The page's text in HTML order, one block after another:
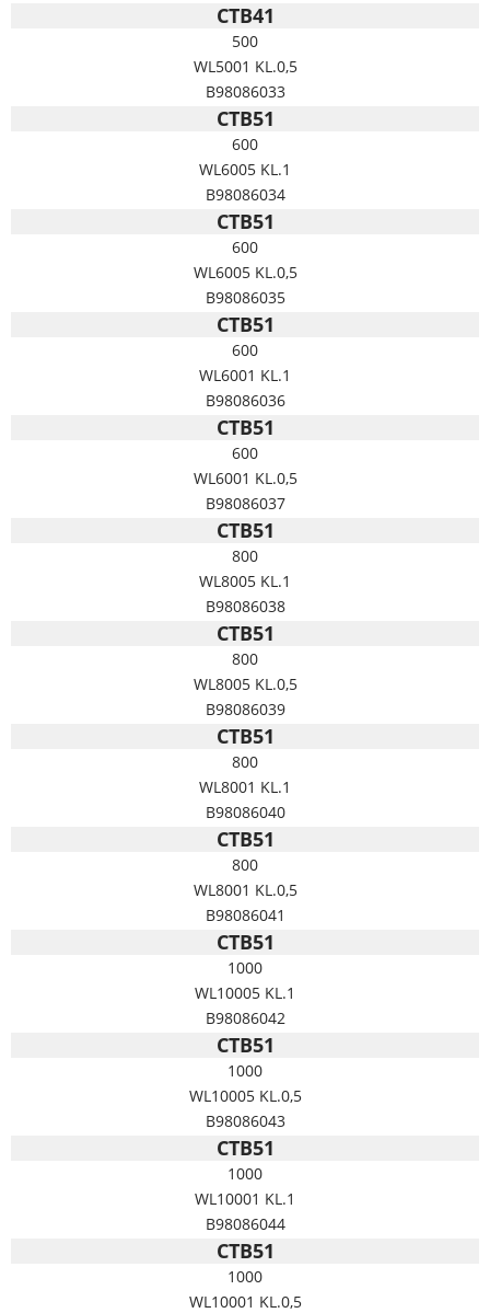
CTB41
500
WL5001 KL.0,5
B98086033
CTB51
600
WL6005 KL.1
B98086034
CTB51
600
WL6005 KL.0,5
B98086035
CTB51
600
WL6001 KL.1
B98086036
CTB51
600
WL6001 KL.0,5
B98086037
CTB51
800
WL8005 KL.1
B98086038
CTB51
800
WL8005 KL.0,5
B98086039
CTB51
800
WL8001 KL.1
B98086040
CTB51
800
WL8001 KL.0,5
B98086041
CTB51
1000
WL10005 KL.1
B98086042
CTB51
1000
WL10005 KL.0,5
B98086043
CTB51
1000
WL10001 KL.1
B98086044
CTB51
1000
WL10001 KL.0,5